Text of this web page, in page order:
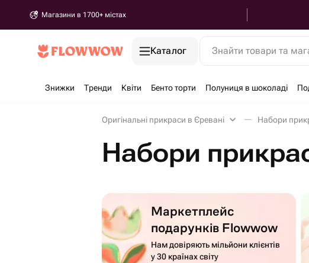
Магазини в 1700+ містах
Каталог Знайти товари та
Знижки Тренди Квіти Бенто торти Полуниця в шоколаді
Оригінальні прикраси в Єревані Набори
Набори
Маркетплейс
подарунків Flowwow
Нам довіряють мільйони клієнтів
у 30 країнах світу